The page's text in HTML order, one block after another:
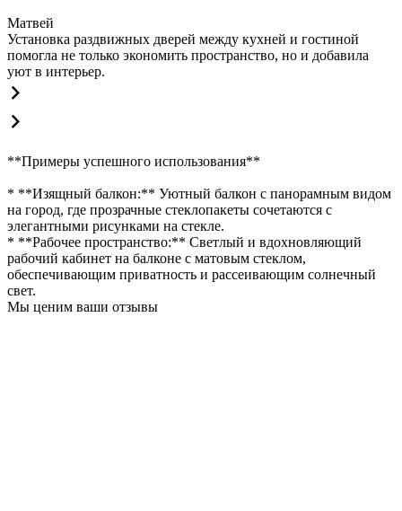
Матвей
Установка раздвижных дверей между кухней и гостиной
помогла не только экономить пространство, но и добавила
уют в интерьер.
**Примеры успешного использования**
* **Изящный балкон:** Уютный балкон с панорамным видом
на город, где прозрачные стеклопакеты сочетаются с
элегантными рисунками на стекле.
* **Рабочее пространство:** Светлый и вдохновляющий
рабочий кабинет на балконе с матовым стеклом,
обеспечивающим приватность и рассеивающим солнечный
свет.
Мы ценим ваши отзывы